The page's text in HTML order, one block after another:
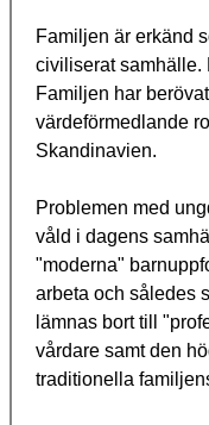
Familjen är erkänd
civiliserat samhälle.
Familjen har
värdeförmedlande
Skandinavien.
Problemen med
våld i dagens
"moderna"
arbeta och således
lämnas bort till
vårdare samt den
traditionella